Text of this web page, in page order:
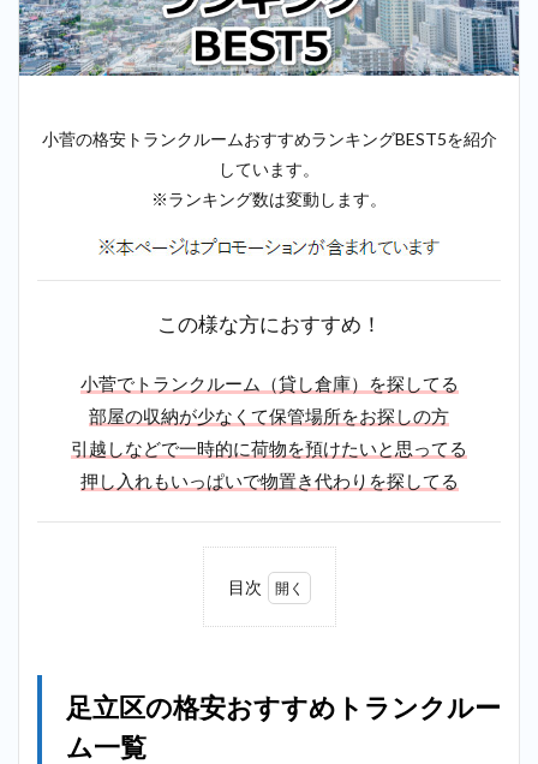
小菅の格安トランクルームおすすめランキングBEST5を紹介
しています。
※ランキング数は変動します。
この様な方におすすめ！
小菅でトランクルーム（貸し倉庫）を探してる
部屋の収納が少なくて保管場所をお探しの方
引越しなどで一時的に荷物を預けたいと思ってる
押し入れもいっぱいで物置き代わりを探してる
目次
おす
すめ
足立区の格安おすすめトランクルー
ム一覧